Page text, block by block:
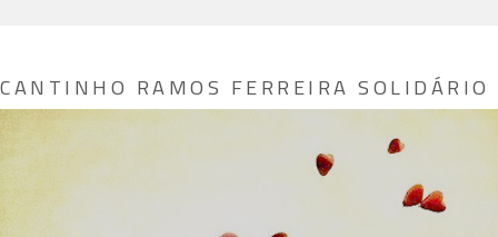
CANTINHO RAMOS FERREIRA SOLIDÁRIO